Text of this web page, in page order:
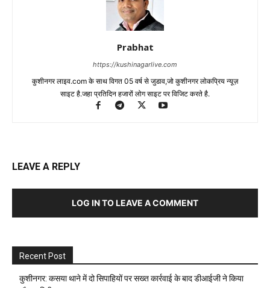
Prabhat
https://kushinagarlive.com
कुशीनगर लाइव.com के साथ विगत 05 वर्ष से जुडाव,जो कुशीनगर लोकप्रिय न्यूज़
साइट है.जहा प्रतिदिन हजारों लोग साइट पर विजिट करते है.
LEAVE A REPLY
LOG IN TO LEAVE A COMMENT
Recent Post
कुशीनगर: कसया थाने में दो सिपाहियों पर सख्त कार्रवाई के बाद डीआईजी ने किया